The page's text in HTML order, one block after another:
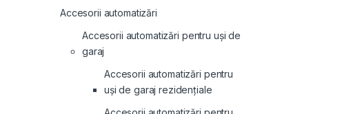
Accesorii automatizări
Accesorii automatizări pentru uși de
garaj
Accesorii automatizări pentru
uși de garaj rezidențiale